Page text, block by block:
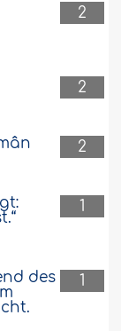
2
2
2
1
1
des